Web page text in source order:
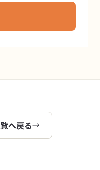
へ戻る